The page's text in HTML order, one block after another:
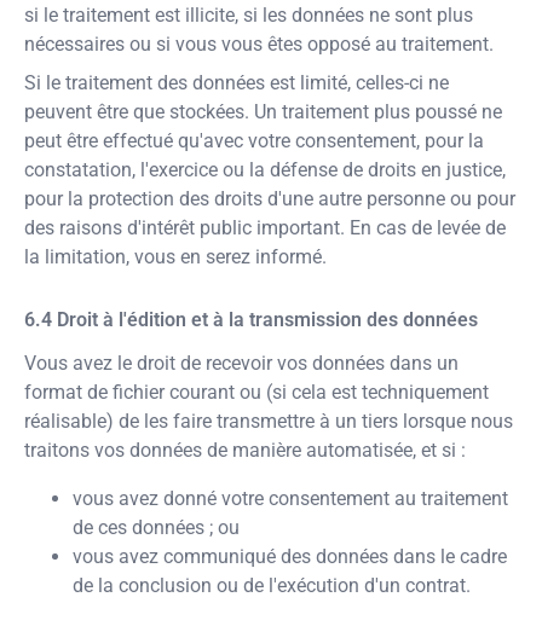
si le traitement est illicite, si les données ne sont plus
nécessaires ou si vous vous êtes opposé au traitement.
Si le traitement des données est limité, celles-ci ne
peuvent être que stockées. Un traitement plus poussé ne
peut être effectué qu'avec votre consentement, pour la
constatation, l'exercice ou la défense de droits en justice,
pour la protection des droits d'une autre personne ou pour
des raisons d'intérêt public important. En cas de levée de
la limitation, vous en serez informé.
Droit à l'édition et à la transmission des données
Vous avez le droit de recevoir vos données dans un
format de fichier courant ou (si cela est techniquement
réalisable) de les faire transmettre à un tiers lorsque nous
traitons vos données de manière automatisée, et si :
vous avez donné votre consentement au traitement
de ces données ; ou
vous avez communiqué des données dans le cadre
de la conclusion ou de l'exécution d'un contrat.